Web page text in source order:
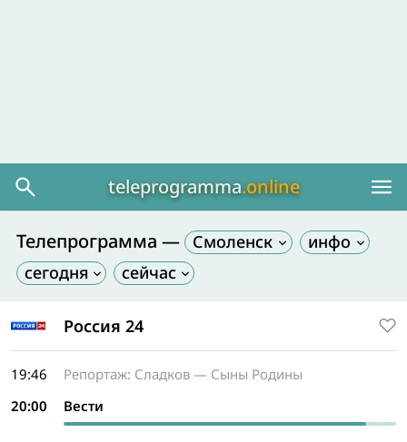
teleprogramma.online
Телепрограмма — Смоленск
Россия 24
19:46
Репортаж: Сладков — Сыны Родины
20:00
Вести